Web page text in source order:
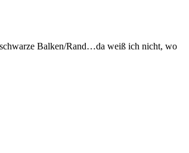
schwarze Balken/Rand…da weiß ich nicht, wo